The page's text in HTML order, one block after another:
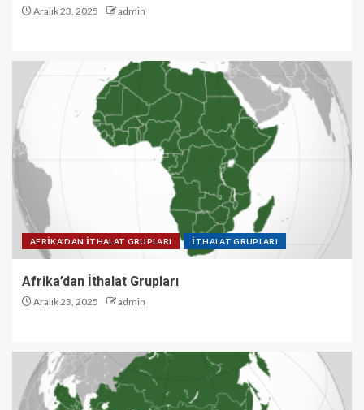
Aralık 23, 2025 admin
AFRİKA'DAN İTHALAT GRUPLARI İTHALAT GRUPLARI
Afrika’dan İthalat Grupları
Aralık 23, 2025 admin